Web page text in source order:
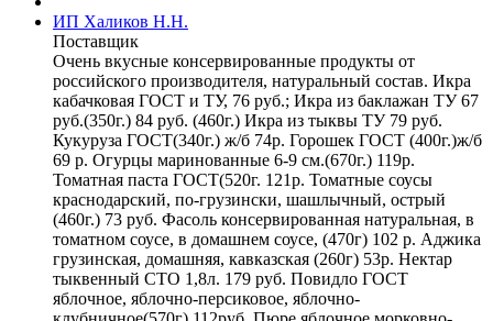
ИП Халиков Н.Н.
Поставщик
Очень вкусные консервированные продукты от
российского производителя, натуральный состав. Икра
кабачковая ГОСТ и ТУ, 76 руб.; Икра из баклажан ТУ 67
руб.(350г.) 84 руб. (460г.) Икра из тыквы ТУ 79 руб.
Кукуруза ГОСТ(340г.) ж/б 74р. Горошек ГОСТ (400г.)ж/б
69 р. Огурцы маринованные 6-9 см.(670г.) 119р.
Томатная паста ГОСТ(520г. 121р. Томатные соусы
краснодарский, по-грузински, шашлычный, острый
(460г.) 73 руб. Фасоль консервированная натуральная, в
томатном соусе, в домашнем соусе, (470г) 102 р. Аджика
грузинская, домашняя, кавказская (260г) 53р. Нектар
тыквенный СТО 1,8л. 179 руб. Повидло ГОСТ
яблочное, яблочно-персиковое, яблочно-